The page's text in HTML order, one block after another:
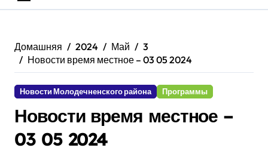
Домашняя 2024 Май
3
Новости время местное – 03 05 2024
Новости Молодечненского района Программы
Новости время местное –
03 05 2024